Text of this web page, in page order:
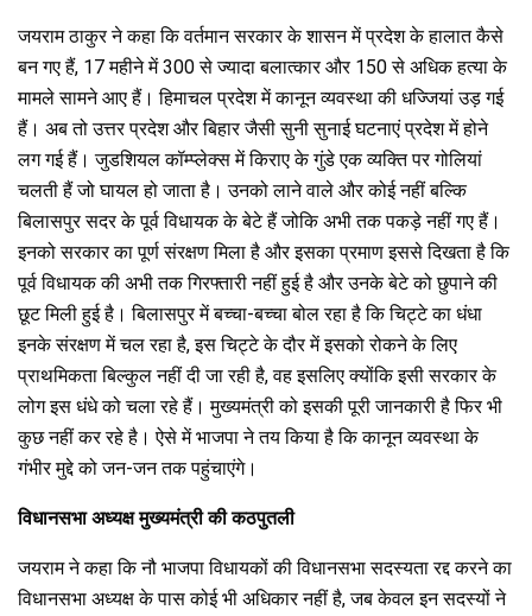
जयराम ठाकुर ने कहा कि वर्तमान सरकार के शासन में प्रदेश के हालात कैसे
बन गए हैं, 17 महीने में 300 से ज्यादा बलात्कार और 150 से अधिक हत्या के
मामले सामने आए हैं। हिमाचल प्रदेश में कानून व्यवस्था की धज्जियां उड़ गई
हैं। अब तो उत्तर प्रदेश और बिहार जैसी सुनी सुनाई घटनाएं प्रदेश में होने
लग गई हैं। जुडशियल कॉम्प्लेक्स में किराए के गुंडे एक व्यक्ति पर गोलियां
चलती हैं जो घायल हो जाता है। उनको लाने वाले और कोई नहीं बल्कि
बिलासपुर सदर के पूर्व विधायक के बेटे हैं जोकि अभी तक पकड़े नहीं गए हैं।
इनको सरकार का पूर्ण संरक्षण मिला है और इसका प्रमाण इससे दिखता है कि
पूर्व विधायक की अभी तक गिरफ्तारी नहीं हुई है और उनके बेटे को छुपाने की
छूट मिली हुई है। बिलासपुर में बच्चा-बच्चा बोल रहा है कि चिट्टे का धंधा
इनके संरक्षण में चल रहा है, इस चिट्टे के दौर में इसको रोकने के लिए
प्राथमिकता बिल्कुल नहीं दी जा रही है, वह इसलिए क्योंकि इसी सरकार के
लोग इस धंधे को चला रहे हैं। मुख्यमंत्री को इसकी पूरी जानकारी है फिर भी
कुछ नहीं कर रहे है। ऐसे में भाजपा ने तय किया है कि कानून व्यवस्था के
गंभीर मुद्दे को जन-जन तक पहुंचाएंगे।
विधानसभा अध्यक्ष मुख्यमंत्री की कठपुतली
जयराम ने कहा कि नौ भाजपा विधायकों की विधानसभा सदस्यता रद्द करने का
विधानसभा अध्यक्ष के पास कोई भी अधिकार नहीं है, जब केवल इन सदस्यों ने